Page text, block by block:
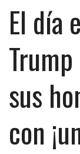
El día
sus
con